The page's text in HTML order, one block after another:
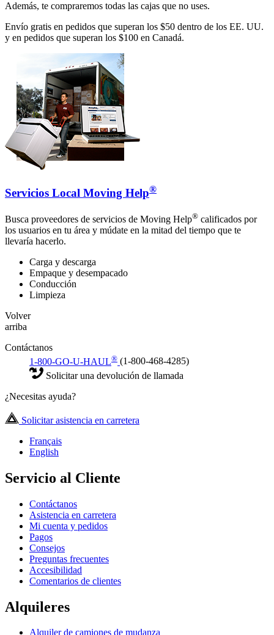
Además, te compraremos todas las cajas que no uses.
Envío gratis en pedidos que superan los $50 dentro de los EE. UU.
y en pedidos que superan los $100 en Canadá.
Servicios Local Moving Help®
Busca proveedores de servicios de Moving Help® calificados por
los usuarios en tu área y múdate en la mitad del tiempo que te
llevaría hacerlo.
Carga y descarga
Empaque y desempacado
Conducción
Limpieza
Volver
arriba
Contáctanos
1-800-GO-U-HAUL® (1-800-468-4285)
Solicitar una devolución de llamada
¿Necesitas ayuda?
Solicitar asistencia en carretera
Français
English
Servicio al Cliente
Contáctanos
Asistencia en carretera
Mi cuenta y pedidos
Pagos
Consejos
Preguntas frecuentes
Accesibilidad
Comentarios de clientes
Alquileres
Alquiler de camiones de mudanza